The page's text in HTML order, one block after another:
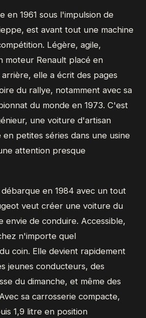
en 1961 sous l'impulsion de
est avant tout une machine
Légère, agile,
moteur Renault placé en
elle a écrit des pages
du rallye, notamment avec sa
du monde en 1973. C'est
une voiture d'artisan
en petites séries dans une usine
attention presque
en 1984 avec un tout
veut créer une voiture du
envie de conduire. Accessible,
n'importe quel
coin. Elle devient rapidement
jeunes conducteurs, des
du dimanche, et même des
sa carrosserie compacte,
1,9 litre en position